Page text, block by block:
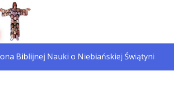
Biblijnej Nauki o Niebiańskiej Świątyni